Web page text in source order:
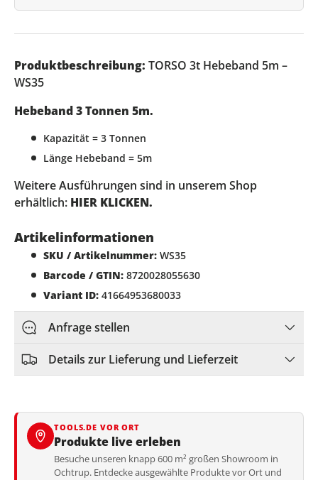
Produktbeschreibung: TORSO 3t Hebeband 5m –
WS35
Hebeband 3 Tonnen 5m.
Kapazität = 3 Tonnen
Länge Hebeband = 5m
Weitere Ausführungen sind in unserem Shop
erhältlich: HIER KLICKEN.
Artikelinformationen
SKU / Artikelnummer: WS35
Barcode / GTIN: 8720028055630
Variant ID: 41664953680033
Anfrage stellen
Details zur Lieferung und Lieferzeit
TOOLS.DE VOR ORT
Produkte live erleben
Besuche unseren knapp 600 m² großen Showroom in
Ochtrup. Entdecke ausgewählte Produkte vor Ort und